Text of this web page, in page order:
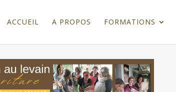
ACCUEIL A PROPOS FORMATIONS